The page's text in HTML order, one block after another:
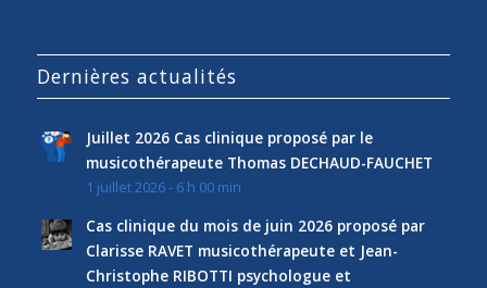
Dernières actualités
Juillet 2026 Cas clinique proposé par le
musicothérapeute Thomas DECHAUD-FAUCHET
1 juillet 2026 - 6 h 00 min
Cas clinique du mois de juin 2026 proposé par
Clarisse RAVET musicothérapeute et Jean-
Christophe RIBOTTI psychologue et